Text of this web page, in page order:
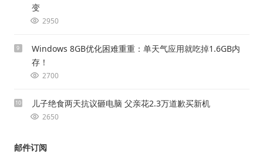
变
2950
9
Windows 8GB优化困难重重：单天气应用就吃掉1.6GB内
存！
2700
10 儿子绝食两天抗议砸电脑 父亲花2.3万道歉买新机
2650
邮件订阅